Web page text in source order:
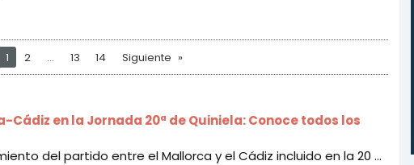
1 2 13 14 Siguiente
en la Jornada 20ª de Quiniela: Conoce todos los
del partido entre el Mallorca y el Cádiz incluido en la 20 ...